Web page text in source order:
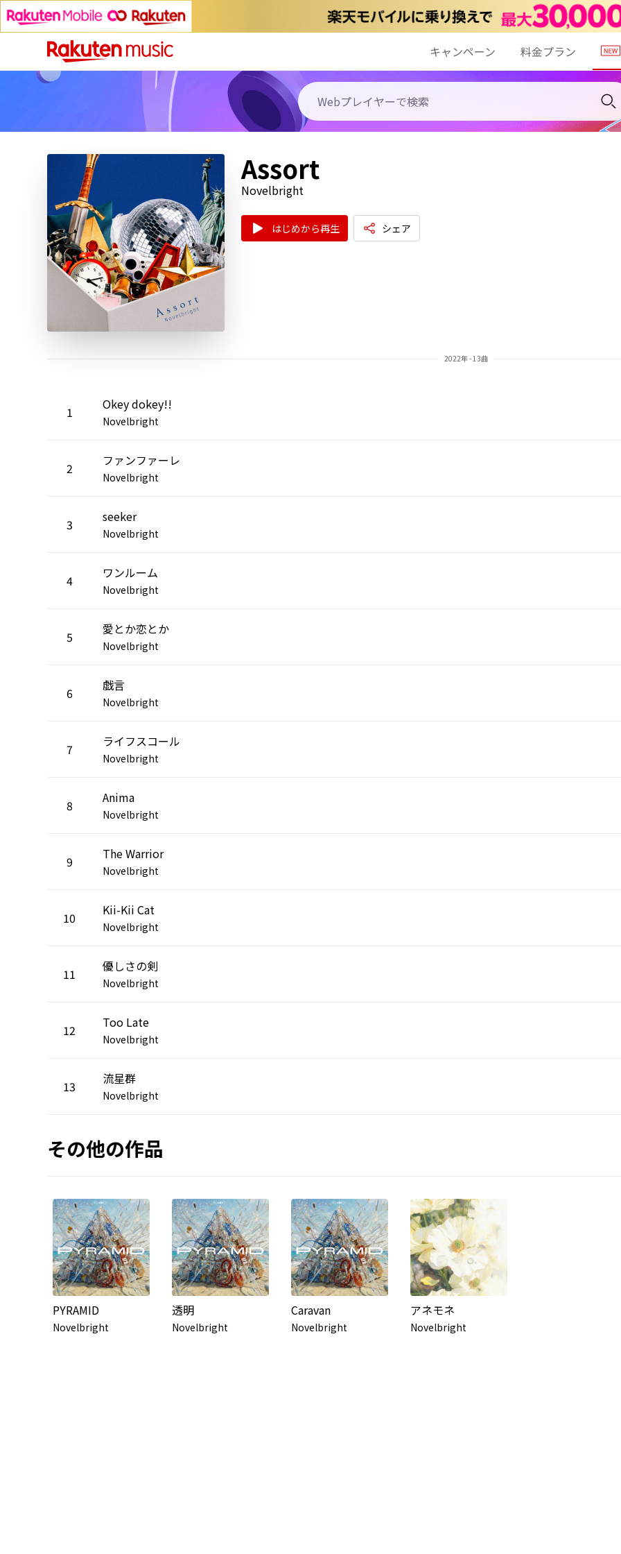
キャンペーン 料金プラン
Assort
Novelbright
はじめから再生 シェア
2022年 - 13曲
1 Okey dokey!!
Novelbright
2 ファンファーレ
Novelbright
3 seeker
Novelbright
4 ワンルーム
Novelbright
5 愛とか恋とか
Novelbright
6 戯言
Novelbright
7 ライフスコール
Novelbright
8 Anima
Novelbright
9 The Warrior
Novelbright
10 Kii-Kii Cat
Novelbright
11 優しさの剣
Novelbright
12 Too Late
Novelbright
13 流星群
Novelbright
その他の作品
PYRAMID
Novelbright
透明
Novelbright
Caravan
Novelbright
アネモネ
Novelbright